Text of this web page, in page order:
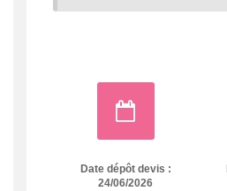
Date dépôt devis :
24/06/2026